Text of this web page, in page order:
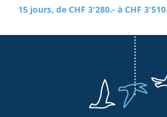
15 jours, de CHF 3'280.- à CHF